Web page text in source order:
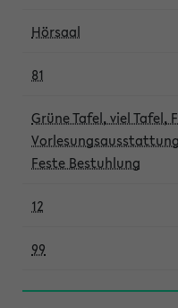
Hörsaal
81
Grüne Tafel, viel Tafel,
Feste Bestuhlung
12
99